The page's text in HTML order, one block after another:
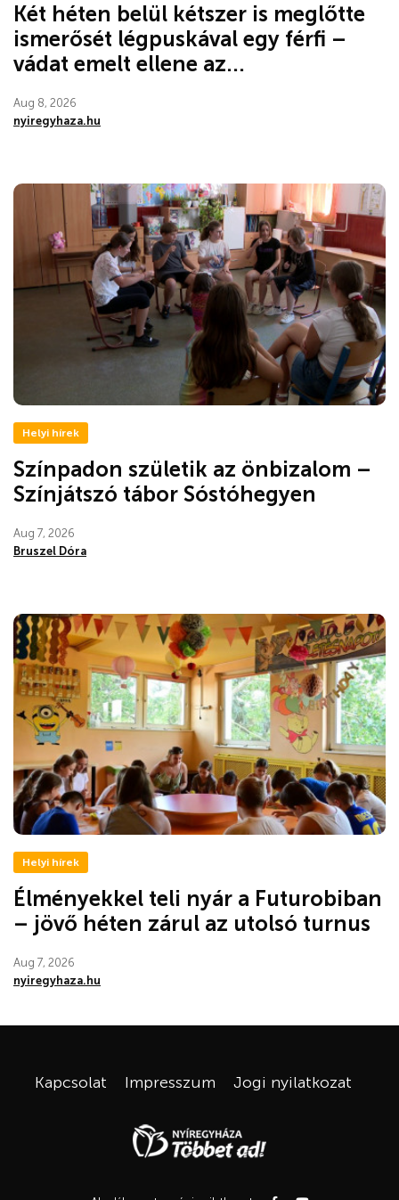
Két héten belül kétszer is meglőtte
ismerősét légpuskával egy férfi –
vádat emelt ellene az...
Aug 8, 2026
nyiregyhaza.hu
Helyi hírek
Színpadon születik az önbizalom –
Színjátszó tábor Sóstóhegyen
Aug 7, 2026
Bruszel Dóra
Helyi hírek
Élményekkel teli nyár a Futurobiban
– jövő héten zárul az utolsó turnus
Aug 7, 2026
nyiregyhaza.hu
Kapcsolat Impresszum Jogi nyilatkozat